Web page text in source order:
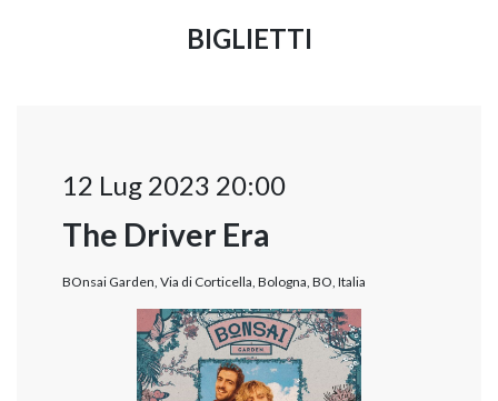
BIGLIETTI
12 Lug 2023 20:00
The Driver Era
BOnsai Garden, Via di Corticella, Bologna, BO, Italia